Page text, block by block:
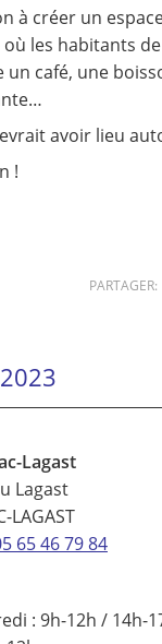
à créer un
les habitants
café, une
avoir lieu
!
PARTAGER:
Lagast
Lagast
LAGAST
65 46 79 84
: 9h-12h / 14h-